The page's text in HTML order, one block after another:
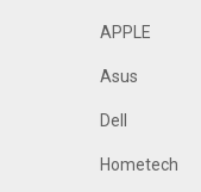
APPLE
Asus
Dell
Hometech